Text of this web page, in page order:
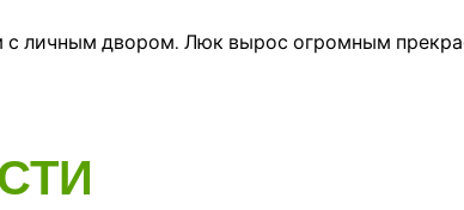
личным двором. Люк вырос огромным